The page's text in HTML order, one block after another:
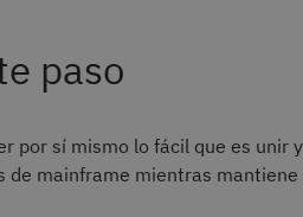
paso
por sí mismo lo fácil que es unir y
de mainframe mientras mantiene